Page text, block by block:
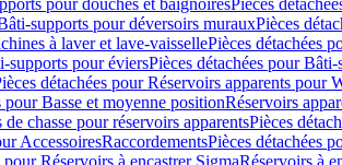
pour douches et baignoiresPièces
supports pour déversoirs murauxPièces
à laver et lave-vaissellePièces détachées
supports pour éviersPièces détachées pour
détachées pour Réservoirs apparents pour
pour Basse et moyenne positionRéservoirs
de chasse pour réservoirs apparentsPièces
AccessoiresRaccordementsPièces détachées
pour Réservoirs à encastrer SigmaRéservoirs à